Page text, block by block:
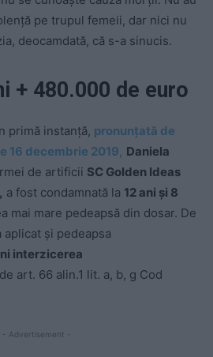
pe trupul femeii, dar nici nu
deocamdată, că s-a sinucis.
+ 480.000 de euro
primă instanță, pronunțată de
16 decembrie 2019, Daniela
de artificii SC Golden Ideas
a fost condamnată la 12 ani şi 8
mai mare pedeapsă din dosar. De
și pedeapsa
interzicerea
art. 66 alin.1 lit. a, b, g Cod
- Advertisement -